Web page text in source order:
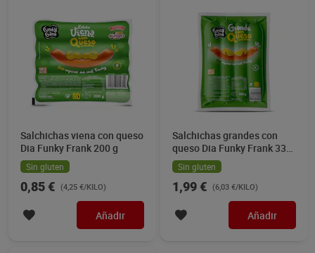
Salchichas viena con queso
Dia Funky Frank 200 g
Sin gluten
0,85 € (4,25 €/KILO)
Añadir
Salchichas grandes con
queso Dia Funky Frank 330
gSin gluten
1,99 € (6,03 €/KILO)
Añadir